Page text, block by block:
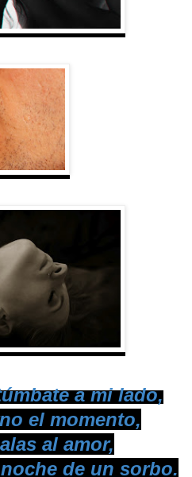
a mi lado,
el momento,
al amor,
de un sorbo.